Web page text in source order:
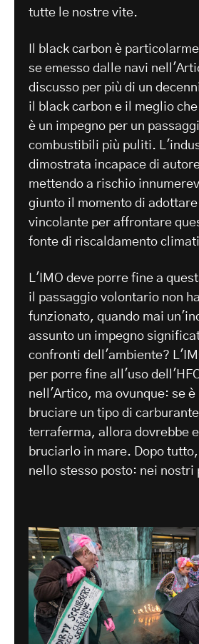
tutte le nostre vite.
Il black carbon è
se emesso dalle navi
discusso per più di un
il black carbon e il meglio
è un impegno per un
combustibili più puliti.
dimostrata incapace di
mettendo a rischio
giunto il momento di
vincolante per affrontare
fonte di riscaldamento
L'IMO deve porre fine a
il passaggio volontario non
funzionato, quando mai
assunto un impegno
confronti dell'ambiente?
per porre fine all'uso
nell'Artico, ma ovunque: se
bruciare un tipo di
terraferma, allora dovrebbe
bruciarlo in mare. Dopo
nello stesso posto: nei nostri